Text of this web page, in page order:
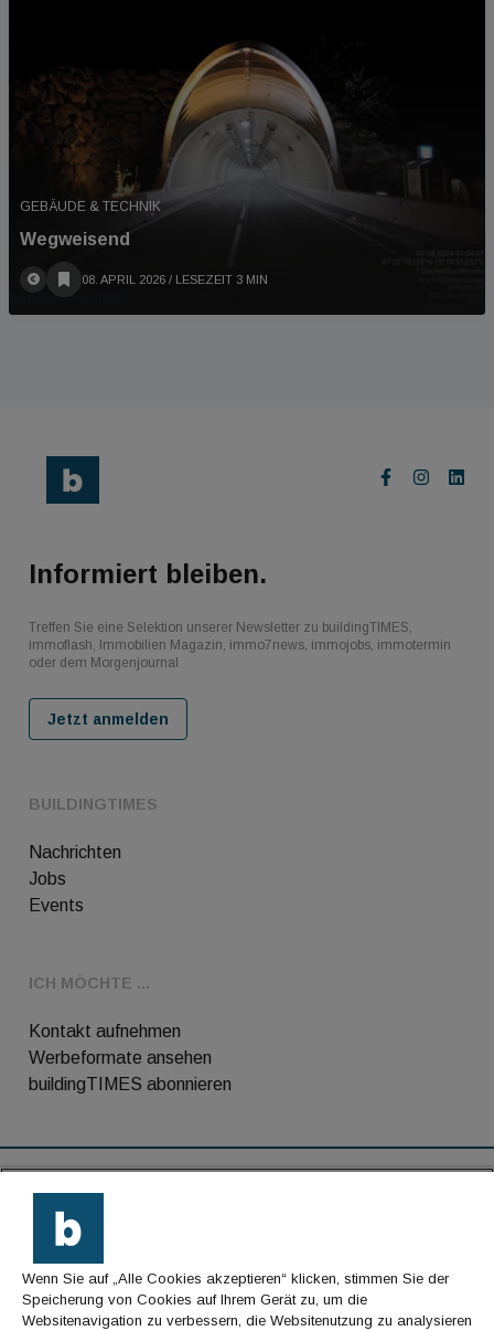
GEBÄUDE & TECHNIK
Wegweisend
08. APRIL 2026 / LESEZEIT 3 MIN
BUILDINGTIMES
Nachrichten
Jobs
Events
ICH MÖCHTE ...
Kontakt aufnehmen
Werbeformate ansehen
buildingTIMES abonnieren
Informiert bleiben.
Treffen Sie eine Selektion unserer Newsletter zu buildingTIMES,
immoflash, Immobilien Magazin, immo7news, immojobs, immotermin
oder dem Morgenjournal
Jetzt anmelden
Kontakt
Impressum
Datenschutz
Wenn Sie auf „Alle Cookies akzeptieren“ klicken, stimmen Sie der
Speicherung von Cookies auf Ihrem Gerät zu, um die
Websitenavigation zu verbessern, die Websitenutzung zu analysieren